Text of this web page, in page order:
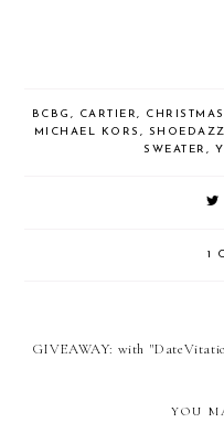
BCBG , CARTIER, CHRISTMAS
MICHAEL KORS ,
SWEATER ,
1
GIVEAWAY: with
YOU